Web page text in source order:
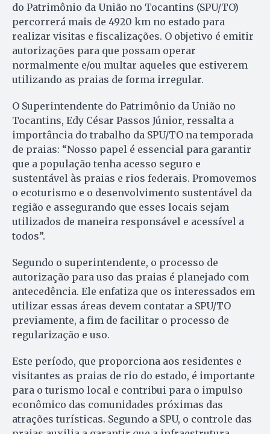
do Patrimônio da União no Tocantins (SPU/TO)
percorrerá mais de 4920 km no estado para
realizar visitas e fiscalizações. O objetivo é emitir
autorizações para que possam operar
normalmente e/ou multar aqueles que estiverem
utilizando as praias de forma irregular.
O Superintendente do Patrimônio da União no
Tocantins, Edy César Passos Júnior, ressalta a
importância do trabalho da SPU/TO na temporada
de praias: “Nosso papel é essencial para garantir
que a população tenha acesso seguro e
sustentável às praias e rios federais. Promovemos
o ecoturismo e o desenvolvimento sustentável da
região e assegurando que esses locais sejam
utilizados de maneira responsável e acessível a
todos”.
Segundo o superintendente, o processo de
autorização para uso das praias é planejado com
antecedência. Ele enfatiza que os interessados em
utilizar essas áreas devem contatar a SPU/TO
previamente, a fim de facilitar o processo de
regularização e uso.
Este período, que proporciona aos residentes e
visitantes as praias de rio do estado, é importante
para o turismo local e contribui para o impulso
econômico das comunidades próximas das
atrações turísticas. Segundo a SPU, o controle das